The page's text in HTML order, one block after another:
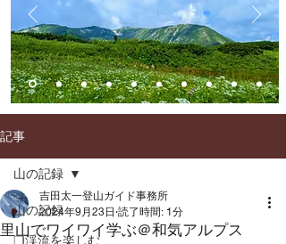
記事
山の記録
❏渓流を楽しむ
山の記録
里山でワイワイ学ぶ＠和気アルプス
吉田太一登山ガイド事務所
2024年9月23日 読了時間: 1分